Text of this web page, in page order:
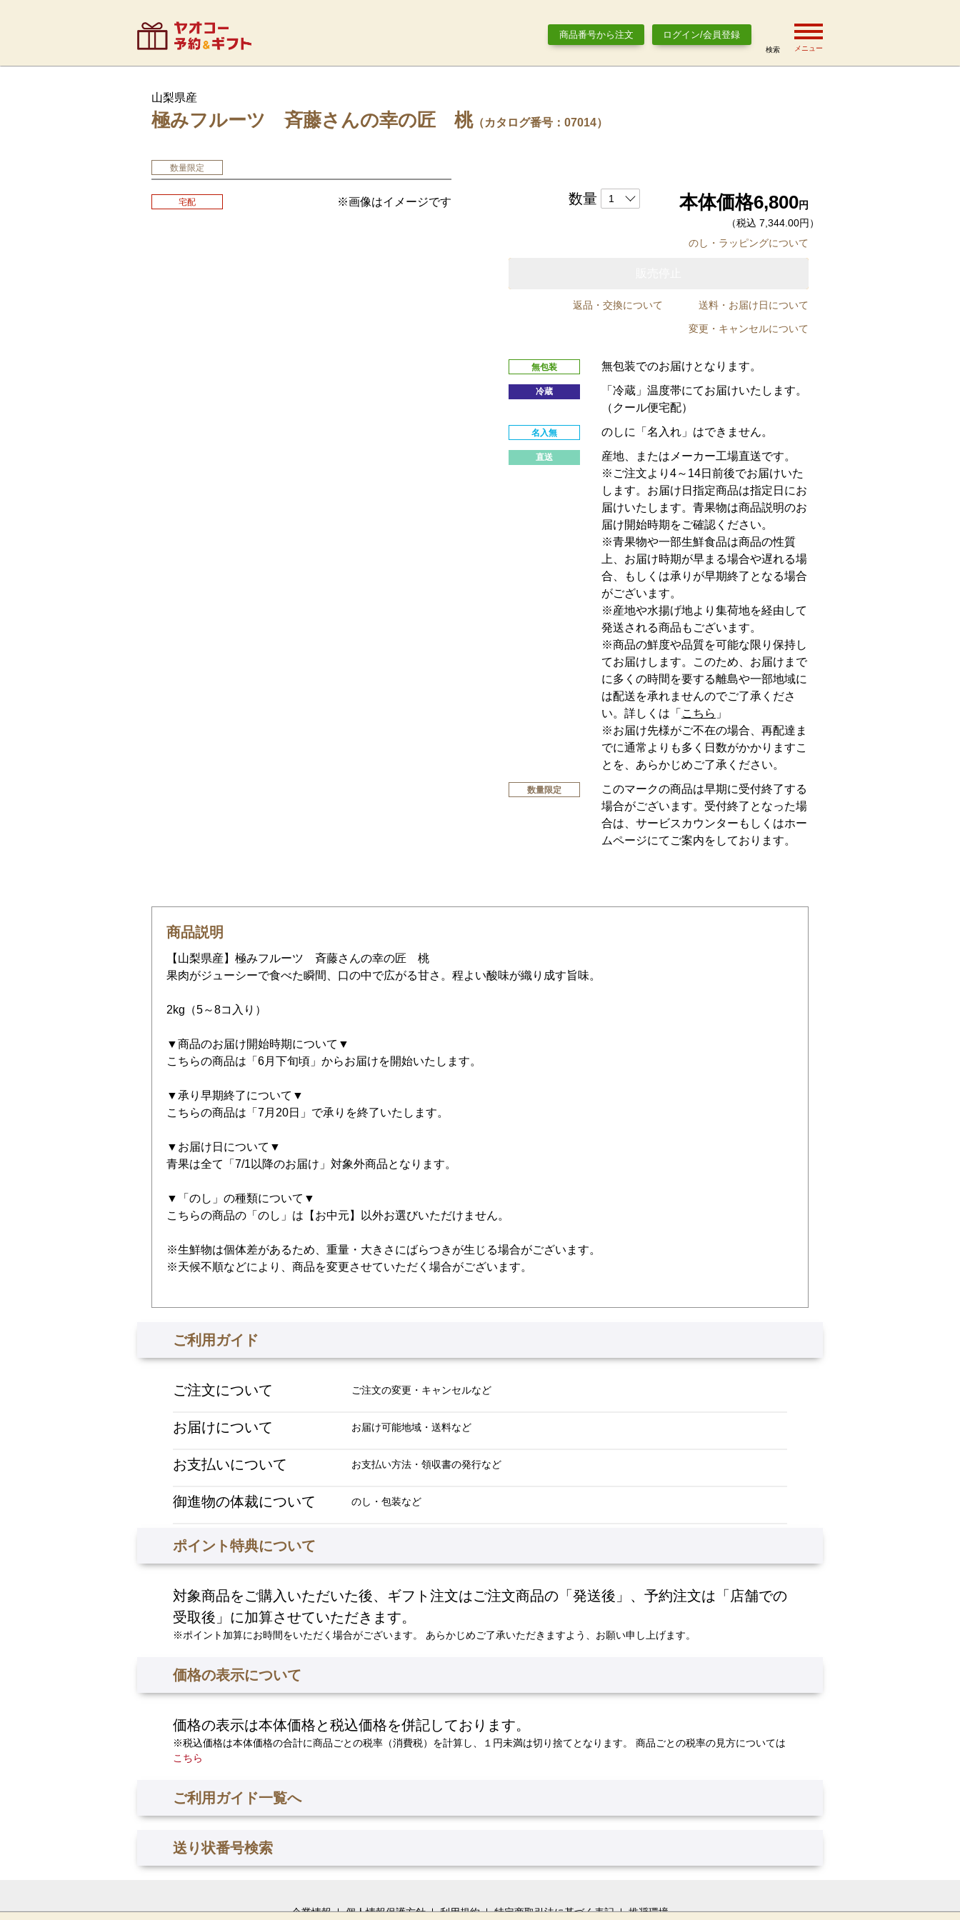
商品番号から注文 ログイン/会員登録
検索 メニュー
山梨県産
極みフルーツ 斉藤さんの幸の匠 桃（カタログ番号：07014）
数量限定
宅配 ※画像はイメージです 数量 本体価格6,800円
（税込 7,344.00円）
のし・ラッピングについて
返品・交換について 送料・お届け日について
変更・キャンセルについて
無包装 無包装でのお届けとなります。
冷蔵
「冷蔵」温度帯にてお届けいたします。
（クール便宅配）
名入無 のしに「名入れ」はできません。
直送
産地、またはメーカー工場直送です。
※ご注文より4～14日前後でお届けいた
します。お届け日指定商品は指定日にお
届けいたします。青果物は商品説明のお
届け開始時期をご確認ください。
※青果物や一部生鮮食品は商品の性質
上、お届け時期が早まる場合や遅れる場
合、もしくは承りが早期終了となる場合
がございます。
※産地や水揚げ地より集荷地を経由して
発送される商品もございます。
※商品の鮮度や品質を可能な限り保持し
てお届けします。このため、お届けまで
に多くの時間を要する離島や一部地域に
は配送を承れませんのでご了承くださ
い。詳しくは「 こちら 」
※お届け先様がご不在の場合、再配達ま
でに通常よりも多く日数がかかりますこ
とを、あらかじめご了承ください。
数量限定
このマークの商品は早期に受付終了する
場合がございます。受付終了となった場
合は、サービスカウンターもしくはホー
ムページにてご案内をしております。
商品説明
【山梨県産】極みフルーツ 斉藤さんの幸の匠 桃
果肉がジューシーで食べた瞬間、口の中で広がる甘さ。程よい酸味が織り成す旨味。
2kg（5～8コ入り）
▼商品のお届け開始時期について▼
こちらの商品は「6月下旬頃」からお届けを開始いたします。
▼承り早期終了について▼
こちらの商品は「7月20日」で承りを終了いたします。
▼お届け日について▼
青果は全て「7/1以降のお届け」対象外商品となります。
▼「のし」の種類について▼
こちらの商品の「のし」は【お中元】以外お選びいただけません。
※生鮮物は個体差があるため、重量・大きさにばらつきが生じる場合がございます。
※天候不順などにより、商品を変更させていただく場合がございます。
ご利用ガイド
ご注文について ご注文の変更・キャンセルなど
お届けについて お届け可能地域・送料など
お支払いについて お支払い方法・領収書の発行など
御進物の体裁について のし・包装など
ポイント特典について
対象商品をご購入いただいた後、ギフト注文はご注文商品の「発送後」、予約注文は「店舗での
受取後」に加算させていただきます。
※ポイント加算にお時間をいただく場合がございます。 あらかじめご了承いただきますよう、お願い申し上げます。
価格の表示について
価格の表示は本体価格と税込価格を併記しております。
※税込価格は本体価格の合計に商品ごとの税率（消費税）を計算し、１円未満は切り捨てとなります。
商品ごとの税率の見方については
こちら
ご利用ガイド一覧へ
送り状番号検索
企業情報 個人情報保護方針 利用規約 特定商取引法に基づく表記 推奨環境